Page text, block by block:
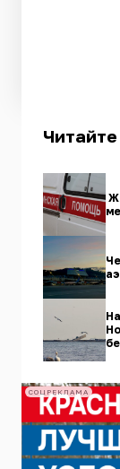
СОЦРЕКЛАМА